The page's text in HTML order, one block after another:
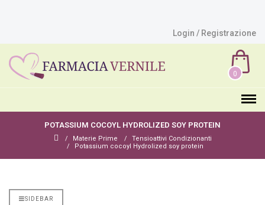
Login / Registrazione
0
POTASSIUM COCOYL HYDROLIZED SOY PROTEIN
Materie Prime
Tensioattivi Condizionanti
Potassium cocoyl Hydrolized soy protein
SIDEBAR